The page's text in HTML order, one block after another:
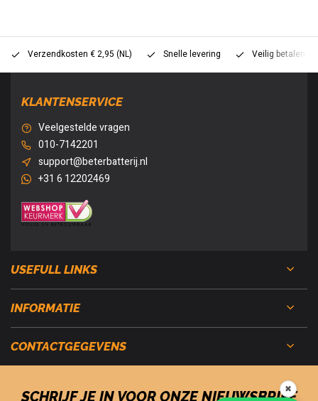
Verzendkosten € 2,95 (NL) Snelle levering Veilig betalen
KLANTENSERVICE
Veelgestelde vragen
010-7142201
support@beterbatterij.nl
+31 6 12202469
USEFULL LINKS
INFORMATIE
CONTACTGEGEVENS
SCHRIJF JE IN VOOR ONZE NIEUWSBRIEF
✖